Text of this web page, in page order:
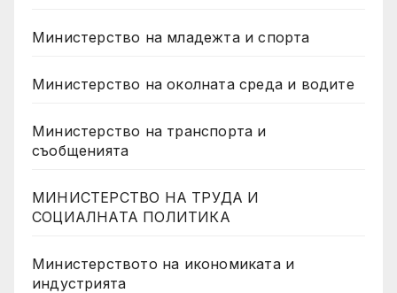
Министерство на младежта и спорта
Министерство на околната среда и водите
Министерство на транспорта и
съобщенията
МИНИСТЕРСТВО НА ТРУДА И
СОЦИАЛНАТА ПОЛИТИКА
Министерството на икономиката и
индустрията